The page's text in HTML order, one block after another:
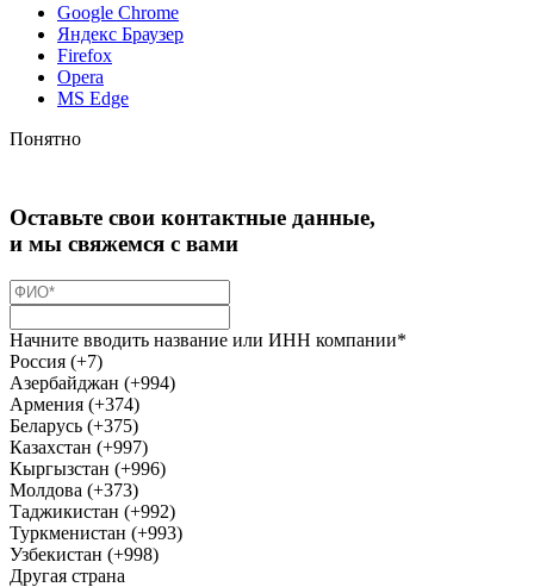
Google Chrome
Яндекс Браузер
Firefox
Opera
MS Edge
Понятно
Оставьте свои контактные данные,
и мы свяжемся с вами
Начните вводить название или ИНН компании*
Россия (+7)
Азербайджан (+994)
Армения (+374)
Беларусь (+375)
Казахстан (+997)
Кыргызстан (+996)
Молдова (+373)
Таджикистан (+992)
Туркменистан (+993)
Узбекистан (+998)
Другая страна